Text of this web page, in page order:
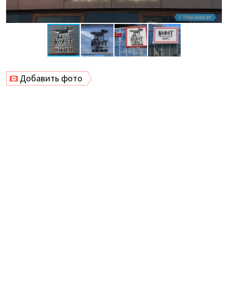
Добавить фото